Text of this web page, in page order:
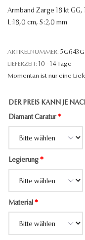
Armband Zarge 18 kt GG,
L:18,0 cm, S:2,0 mm
ARTIKELNUMMER:
LIEFERZEIT: 10 - 14 Tage
Momentan ist nur eine
DER PREIS KANN JE
Diamant Caratur *
Legierung *
Material *